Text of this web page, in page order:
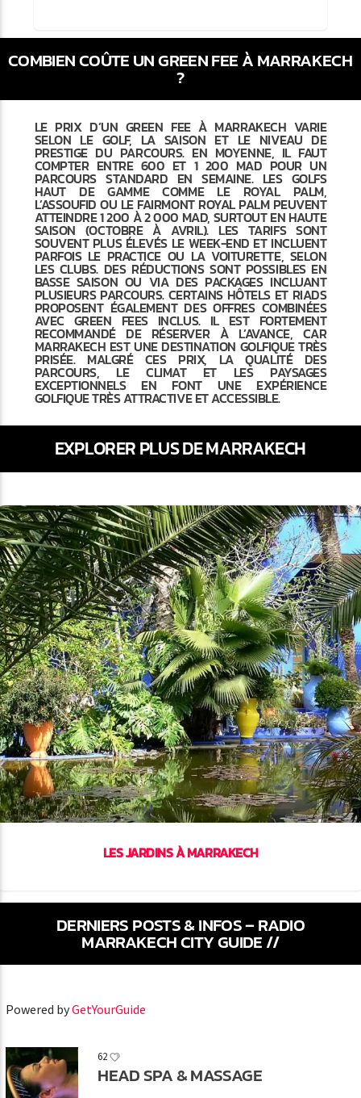
COMBIEN COÛTE UN GREEN FEE À MARRAKECH
?
LE PRIX D’UN GREEN FEE À MARRAKECH VARIE
SELON LE GOLF, LA SAISON ET LE NIVEAU DE
PRESTIGE DU PARCOURS. EN MOYENNE, IL FAUT
COMPTER ENTRE 600 ET 1 200 MAD POUR UN
PARCOURS STANDARD EN SEMAINE. LES GOLFS
HAUT DE GAMME COMME LE ROYAL PALM,
L’ASSOUFID OU LE FAIRMONT ROYAL PALM PEUVENT
ATTEINDRE 1 200 À 2 000 MAD, SURTOUT EN HAUTE
SAISON (OCTOBRE À AVRIL). LES TARIFS SONT
SOUVENT PLUS ÉLEVÉS LE WEEK-END ET INCLUENT
PARFOIS LE PRACTICE OU LA VOITURETTE, SELON
LES CLUBS. DES RÉDUCTIONS SONT POSSIBLES EN
BASSE SAISON OU VIA DES PACKAGES INCLUANT
PLUSIEURS PARCOURS. CERTAINS HÔTELS ET RIADS
PROPOSENT ÉGALEMENT DES OFFRES COMBINÉES
AVEC GREEN FEES INCLUS. IL EST FORTEMENT
RECOMMANDÉ DE RÉSERVER À L’AVANCE, CAR
MARRAKECH EST UNE DESTINATION GOLFIQUE TRÈS
PRISÉE. MALGRÉ CES PRIX, LA QUALITÉ DES
PARCOURS, LE CLIMAT ET LES PAYSAGES
EXCEPTIONNELS EN FONT UNE EXPÉRIENCE
GOLFIQUE TRÈS ATTRACTIVE ET ACCESSIBLE.
EXPLORER PLUS DE MARRAKECH
LES JARDINS À MARRAKECH
DERNIERS POSTS & INFOS – RADIO
MARRAKECH CITY GUIDE //
Powered byGetYourGuide
62
HEAD SPA & MASSAGE